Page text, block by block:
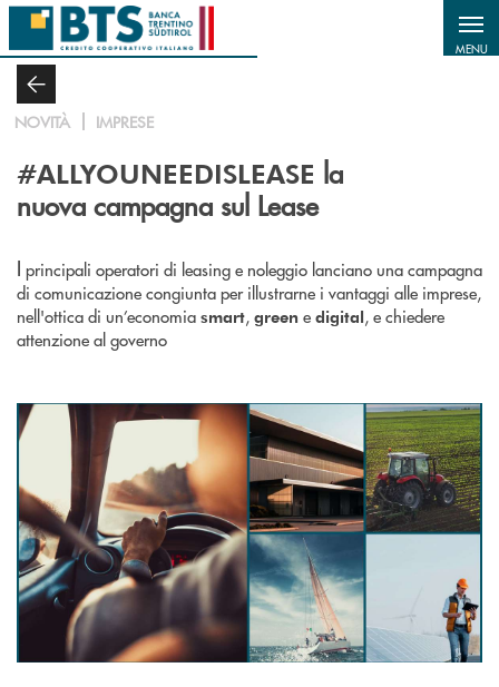
Salta al contenuto principale
MENU
NOVITÀ IMPRESE
#ALLYOUNEEDISLEASE la
nuova campagna sul Lease
I principali operatori di leasing e noleggio lanciano una campagna
di comunicazione congiunta per illustrarne i vantaggi alle imprese,
nell'ottica di un’economia smart, green e digital, e chiedere
attenzione al governo